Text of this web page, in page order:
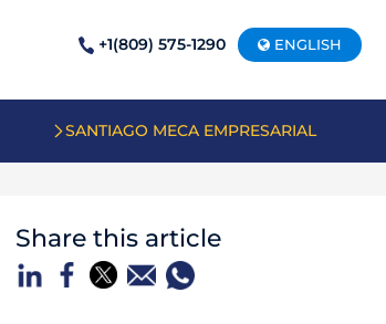
+1(809) 575-1290 ENGLISH
SANTIAGO MECA EMPRESARIAL
Share this article